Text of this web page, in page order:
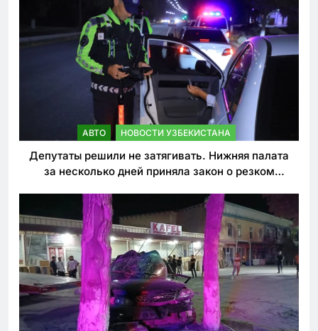
АВТО НОВОСТИ УЗБЕКИСТАНА
Депутаты решили не затягивать. Нижняя палата
за несколько дней приняла закон о резком